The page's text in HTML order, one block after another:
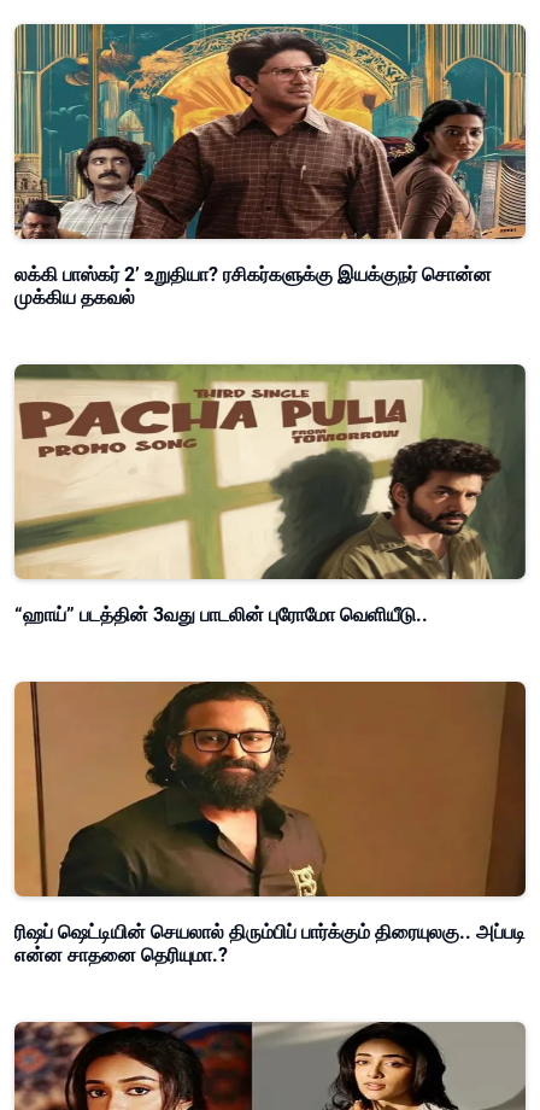
லக்கி பாஸ்கர் 2’ உறுதியா? ரசிகர்களுக்கு இயக்குநர் சொன்ன
முக்கிய தகவல்
“ஹாய்” படத்தின் 3வது பாடலின் புரோமோ வெளியீடு..
ரிஷப் ஷெட்டியின் செயலால் திரும்பிப் பார்க்கும் திரையுலகு.. அப்படி
என்ன சாதனை தெரியுமா.?